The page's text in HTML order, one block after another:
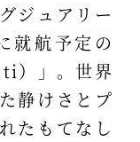
ジュアリー
就航予定の
）」。世界
静けさとプ
たもてなし